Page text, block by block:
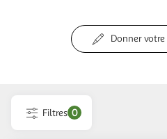
Donner votre
Filtres 0